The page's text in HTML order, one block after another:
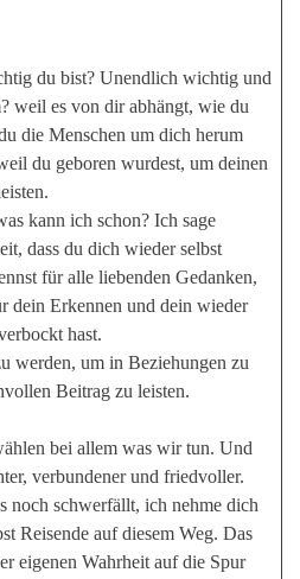
du bist? Unendlich wichtig und
weil es von dir abhängt, wie du
die Menschen um dich herum
du geboren wurdest, um deinen
kann ich schon? Ich sage
dass du dich wieder selbst
für alle liebenden Gedanken,
dein Erkennen und dein wieder
hast.
werden, um in Beziehungen zu
Beitrag zu leisten.
bei allem was wir tun. Und
verbundener und friedvoller.
noch schwerfällt, ich nehme dich
Reisende auf diesem Weg. Das
eigenen Wahrheit auf die Spur